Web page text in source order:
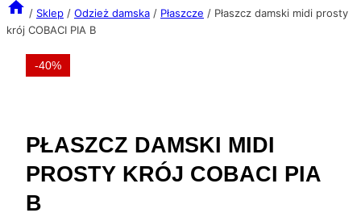
/ Sklep / Odzież damska / Płaszcze / Płaszcz damski midi prosty
krój COBACI PIA B
-40%
PŁASZCZ DAMSKI MIDI
PROSTY KRÓJ COBACI PIA
B